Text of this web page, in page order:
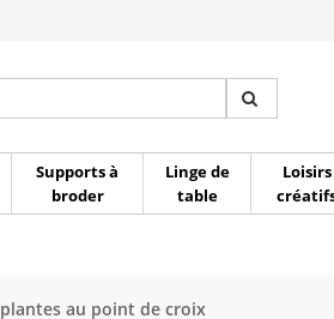
Supports à
broder
Linge de
table
Loisirs
au point de croix